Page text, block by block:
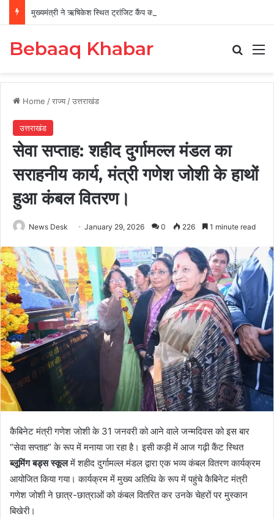
मुख्यमंत्री ने ऋषिकेश स्थित ट्रांजिट कैंप का किया औचक निरीक्षण
Bebaaq Khabar
Home /राज्य /उत्तराखंड
उत्तराखंड
सेवा सप्ताह: शहीद दुर्गामल्ल मंडल का
सराहनीय कार्य, मंत्री गणेश जोशी के हाथों
हुआ कंबल वितरण।
News Desk January 29, 2026 0 226 1 minute read
कैबिनेट मंत्री गणेश जोशी के 31 जनवरी को आने वाले जन्मदिवस को इस बार
“सेवा सप्ताह” के रूप में मनाया जा रहा है। इसी कड़ी में आज गढ़ी कैंट स्थित
ब्लूमिंग बड्स स्कूलमें शहीद दुर्गामल्ल मंडल द्वारा एक भव्य कंबल वितरण कार्यक्रम
आयोजित किया गया। कार्यक्रम में मुख्य अतिथि के रूप में पहुंचे कैबिनेट मंत्री
गणेश जोशी ने छात्र-छात्राओं को कंबल वितरित कर उनके चेहरों पर मुस्कान
बिखेरी।